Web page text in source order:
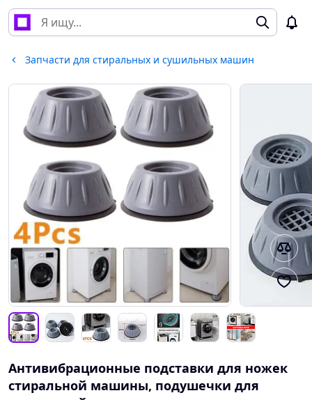
Запчасти для стиральных и сушильных машин
Антивибрационные подставки для ножек
стиральной машины, подушечки для